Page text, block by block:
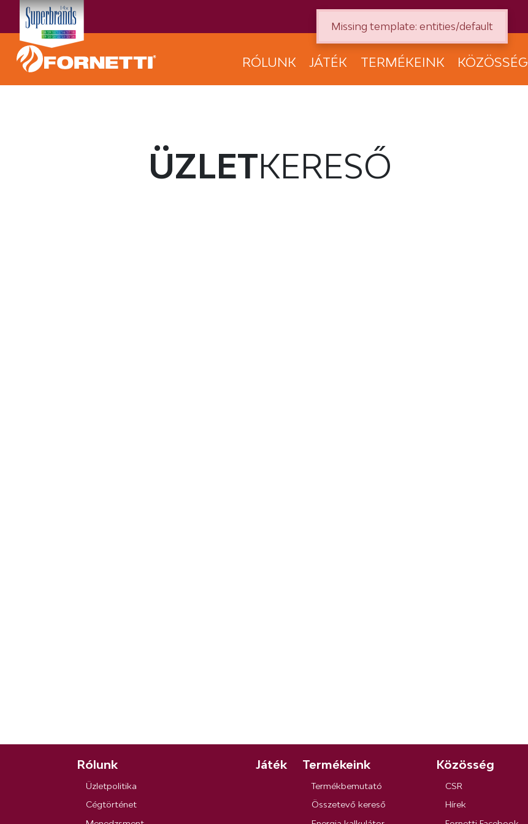
RÓLUNK JÁTÉK TERMÉKEINK KÖZÖSSÉG
ÜZLETKERESŐ
Rólunk
Üzletpolitika
Cégtörténet
Játék Termékeink
Termékbemutató
Összetevő kereső
Közösség
CSR
Hírek
Missing template: entities/default